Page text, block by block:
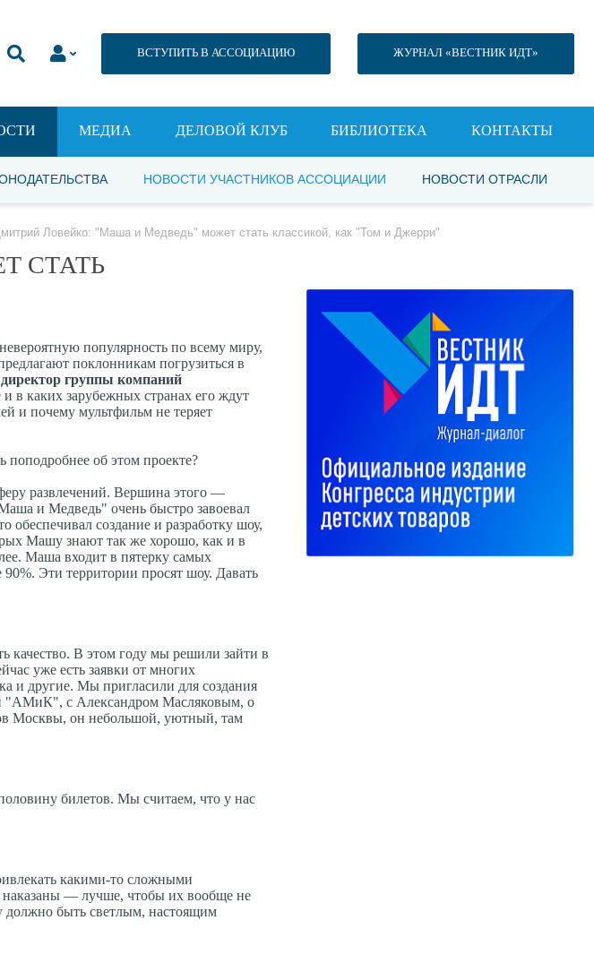
ВСТУПИТЬ В АССОЦИАЦИЮ ЖУРНАЛ «ВЕСТНИК ИДТ»
МЕДИА ДЕЛОВОЙ КЛУБ БИБЛИОТЕКА КОНТАКТЫ
НОВОСТИ УЧАСТНИКОВ АССОЦИАЦИИ НОВОСТИ ОТРАСЛИ
Ловейко: "Маша и Медведь" может стать классикой, как "Том и Джерри"
СТАТЬ
популярность по всему миру,
поклонникам погрузиться в
группы компаний
и в каких зарубежных странах его ждут
и почему мультфильм не теряет
об этом проекте?
развлечений. Вершина этого —
и Медведь" очень быстро завоевал
обеспечивал создание и разработку шоу,
Машу знают так же хорошо, как и в
Маша входит в пятерку самых
Эти территории просят шоу. Давать
качество. В этом году мы решили зайти в
уже есть заявки от многих
и другие. Мы пригласили для создания
"АМиК", с Александром Масляковым, о
Москвы, он небольшой, уютный, там
билетов. Мы считаем, что у нас
какими-то сложными
наказаны — лучше, чтобы их вообще не
должно быть светлым, настоящим